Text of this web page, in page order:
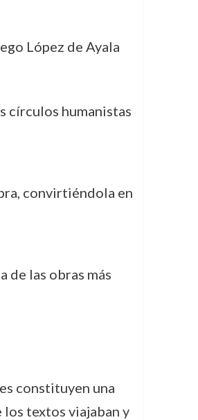
López de Ayala
círculos humanistas
convirtiéndola en
de las obras más
constituyen una
textos viajaban y